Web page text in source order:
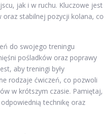
jak i w ruchu. Kluczowe jest
stabilnej pozycji kolana, co
do swojego treningu
pośladków oraz poprawy
aby treningi były
rodzaje ćwiczeń, co pozwoli
w krótszym czasie. Pamiętaj,
technikę oraz